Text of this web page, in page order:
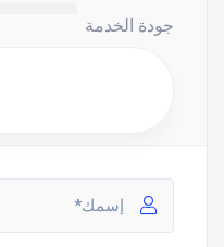
جودة الخدمة